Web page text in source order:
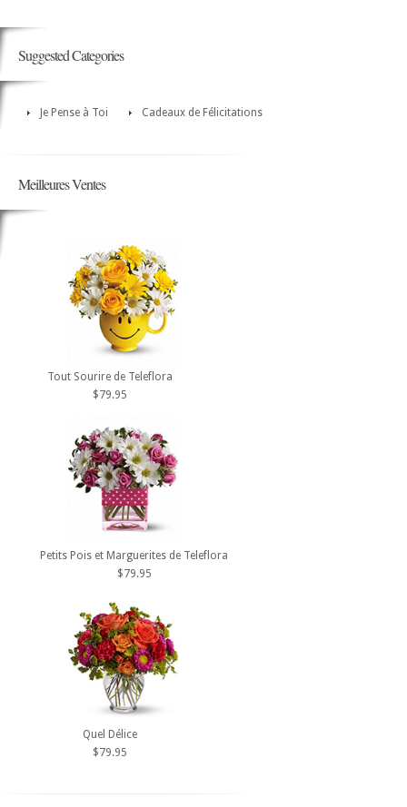
Suggested Categories
Je Pense à Toi Cadeaux de Félicitations
Meilleures Ventes
Tout Sourire de Teleflora
$79.95
Petits Pois et Marguerites de Teleflora
$79.95
Quel Délice
$79.95